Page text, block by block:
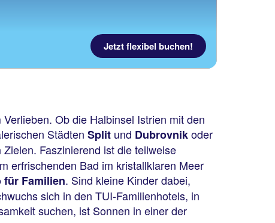
Jetzt flexibel buchen!
Ob die Halbinsel Istrien mit den
Städten Split und Dubrovnikoder
Faszinierend ist die teilweise
erfrischenden Bad im kristallklaren Meer
für Familien. Sind kleine Kinder dabei,
sich in den TUI-Familienhotels, in
suchen, ist Sonnen in einer der